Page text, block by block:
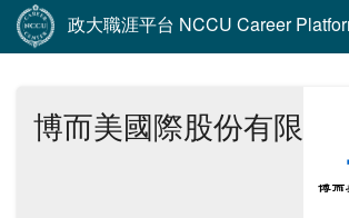
政大職涯平台 NCCU Career
博而美國際股份有限公司